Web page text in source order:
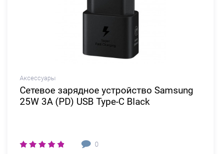
Аксессуары
Сетевое зарядное устройство Samsung
25W 3A (PD) USB Type-C Black
0